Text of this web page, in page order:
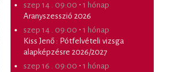
szep 14 . 09:00 ∙ 1 hónap
Aranyszesszió 2026
szep 14 . 09:00 ∙ 1 hónap
Kiss Jenő : Pótfelvételi vizsga
alapképzésre 2026/2027
szep 16 . 09:00 ∙ 1 hónap